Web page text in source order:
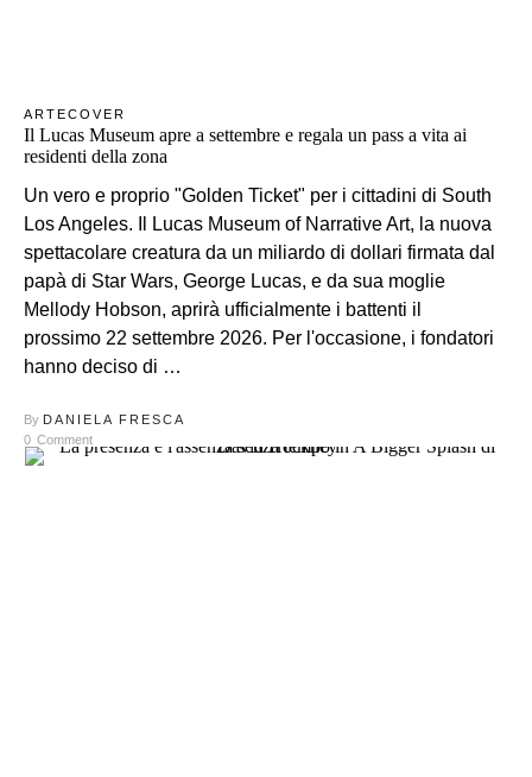
ARTECOVER
Il Lucas Museum apre a settembre e regala un pass a vita ai
residenti della zona
Un vero e proprio "Golden Ticket" per i cittadini di South
Los Angeles. Il Lucas Museum of Narrative Art, la nuova
spettacolare creatura da un miliardo di dollari firmata dal
papà di Star Wars, George Lucas, e da sua moglie
Mellody Hobson, aprirà ufficialmente i battenti il
prossimo 22 settembre 2026. Per l'occasione, i fondatori
hanno deciso di …
By DANIELA FRESCA
0 Comment